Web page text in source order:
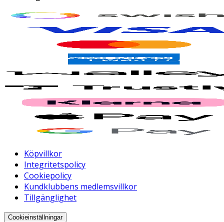
Köpvillkor
Integritetspolicy
Cookiepolicy
Kundklubbens medlemsvillkor
Tillgänglighet
Cookieinställningar